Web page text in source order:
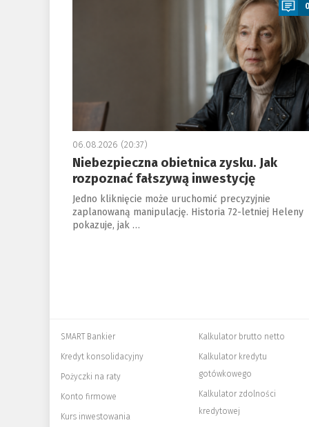
0
06.08.2026 (20:37)
Niebezpieczna obietnica zysku. Jak
rozpoznać fałszywą inwestycję
Jedno kliknięcie może uruchomić precyzyjnie
zaplanowaną manipulację. Historia 72-letniej Heleny
pokazuje, jak …
SMART Bankier
Kredyt konsolidacyjny
Pożyczki na raty
Konto firmowe
Kurs inwestowania
Kalkulator brutto netto
Kalkulator kredytu
gotówkowego
Kalkulator zdolności
kredytowej